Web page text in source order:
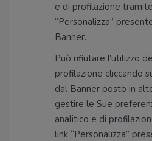
e di profilazione
“Personalizza”
Banner.
Può rifiutare l’utilizzo
profilazione cliccando
dal Banner posto in
gestire le Sue
analitico e di
link “Personalizza”